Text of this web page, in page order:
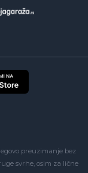
preuzimanje bez
svrhe, osim za lične